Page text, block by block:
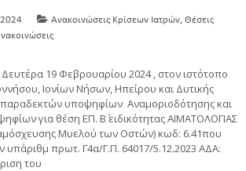
Ανακοινώσεις Κρίσεων Ιατρών Θέσεις
19 Φεβρουαρίου 2024 , στον ιστότοπο
Ιονίων Νήσων, Ηπείρου και Δυτικής
υποψηφίων Αναμοριοδότησης και
για θέση ΕΠ. Β΄ ειδικότητας ΑΙΜΑΤΟΛΟΓΙΑΣ
Μυελού των Οστών) κωδ: 6.41που
υπ΄αριθμ πρωτ. Γ4α/Γ.Π. 64017/5.12.2023 ΑΔΑ:
του